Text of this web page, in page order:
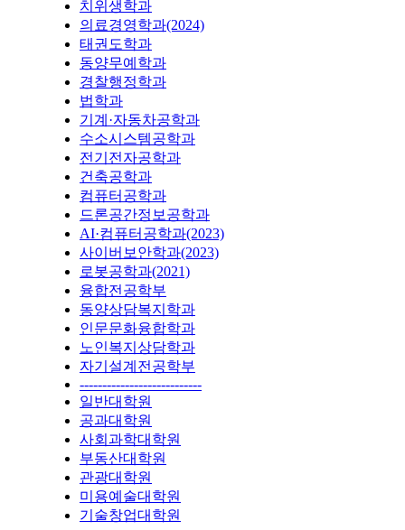
치위생학과
의료경영학과(2024)
태권도학과
동양무예학과
경찰행정학과
법학과
기계·자동차공학과
수소시스템공학과
전기전자공학과
건축공학과
컴퓨터공학과
드론공간정보공학과
AI·컴퓨터공학과(2023)
사이버보안학과(2023)
로봇공학과(2021)
융합전공학부
동양상담복지학과
인문문화융합학과
노인복지상담학과
자기설계전공학부
---------------------------
일반대학원
공과대학원
사회과학대학원
부동산대학원
관광대학원
미용예술대학원
기술창업대학원